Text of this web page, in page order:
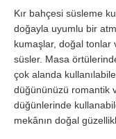
Kır bahçesi süsleme
doğayla uyumlu bir
kumaşlar, doğal tonlar
süsler. Masa
çok alanda
düğününüzü romantik
düğünlerinde
mekânın doğal